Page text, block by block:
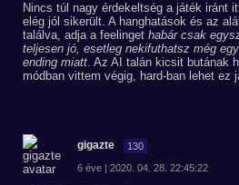
Nincs túl nagy érdekeltség a játék iránt
elég jól sikerült. A hanghatások és az
találva, adja a feelinget habár csak
teljesen jó, esetleg nekifuthatsz még
ending miatt. Az AI talán kicsit butának
módban vittem végig, hard-ban lehet ez
gigazte 130
6 éve | 2020. 04. 28. 22:45:22